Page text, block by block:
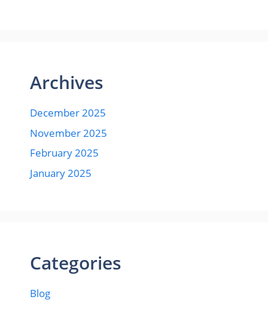
Archives
December 2025
November 2025
February 2025
January 2025
Categories
Blog